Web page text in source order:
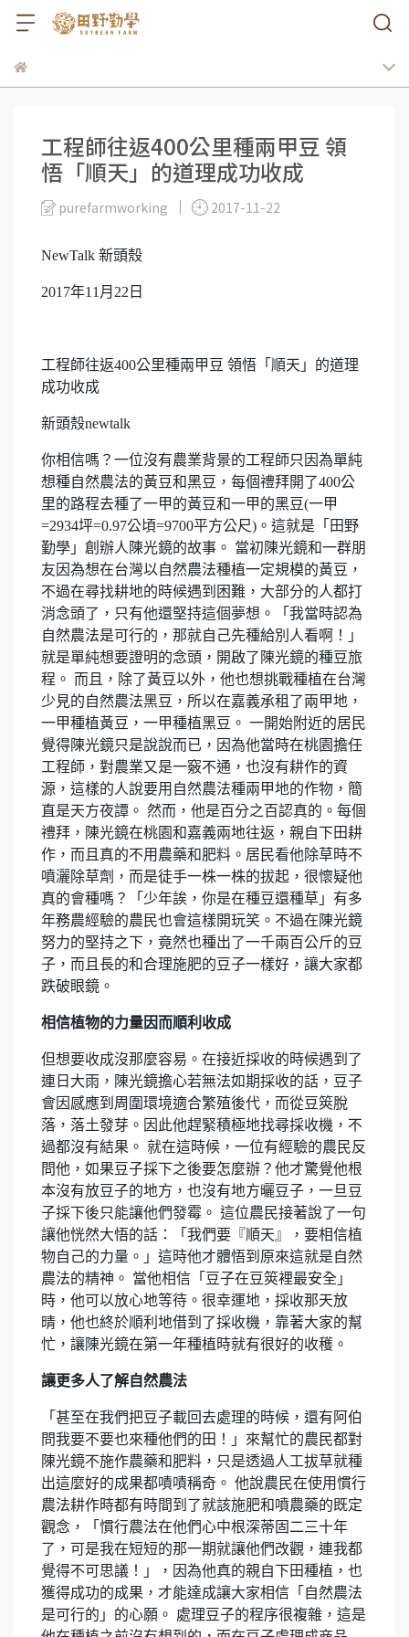
工程師往返400公里種兩甲豆 領
悟「順天」的道理成功收成
purefarmworking 2017-11-22
NewTalk 新頭殼
2017年11月22日
工程師往返400公里種兩甲豆 領悟「順天」的道理
成功收成
新頭殼newtalk
你相信嗎？一位沒有農業背景的工程師只因為單純
想種自然農法的黃豆和黑豆，每個禮拜開了400公
里的路程去種了一甲的黃豆和一甲的黑豆(一甲
=2934坪=0.97公頃=9700平方公尺)。這就是「田野
勤學」創辦人陳光鏡的故事。 當初陳光鏡和一群朋
友因為想在台灣以自然農法種植一定規模的黃豆，
不過在尋找耕地的時候遇到困難，大部分的人都打
消念頭了，只有他還堅持這個夢想。「我當時認為
自然農法是可行的，那就自己先種給別人看啊！」
就是單純想要證明的念頭，開啟了陳光鏡的種豆旅
程。 而且，除了黃豆以外，他也想挑戰種植在台灣
少見的自然農法黑豆，所以在嘉義承租了兩甲地，
一甲種植黃豆，一甲種植黑豆。 一開始附近的居民
覺得陳光鏡只是說說而已，因為他當時在桃園擔任
工程師，對農業又是一竅不通，也沒有耕作的資
源，這樣的人說要用自然農法種兩甲地的作物，簡
直是天方夜譚。 然而，他是百分之百認真的。每個
禮拜，陳光鏡在桃園和嘉義兩地往返，親自下田耕
作，而且真的不用農藥和肥料。居民看他除草時不
噴灑除草劑，而是徒手一株一株的拔起，很懷疑他
真的會種嗎？「少年誒，你是在種豆還種草」有多
年務農經驗的農民也會這樣開玩笑。不過在陳光鏡
努力的堅持之下，竟然也種出了一千兩百公斤的豆
子，而且長的和合理施肥的豆子一樣好，讓大家都
跌破眼鏡。
相信植物的力量因而順利收成
但想要收成沒那麼容易。在接近採收的時候遇到了
連日大雨，陳光鏡擔心若無法如期採收的話，豆子
會因感應到周圍環境適合繁殖後代，而從豆筴脫
落，落土發芽。因此他趕緊積極地找尋採收機，不
過都沒有結果。 就在這時候，一位有經驗的農民反
問他，如果豆子採下之後要怎麼辦？他才驚覺他根
本沒有放豆子的地方，也沒有地方曬豆子，一旦豆
子採下後只能讓他們發霉。 這位農民接著說了一句
讓他恍然大悟的話：「我們要『順天』，要相信植
物自己的力量。」這時他才體悟到原來這就是自然
農法的精神。 當他相信「豆子在豆筴裡最安全」
時，他可以放心地等待。很幸運地，採收那天放
晴，他也終於順利地借到了採收機，靠著大家的幫
忙，讓陳光鏡在第一年種植時就有很好的收穫。
讓更多人了解自然農法
「甚至在我們把豆子載回去處理的時候，還有阿伯
問我要不要也來種他們的田！」來幫忙的農民都對
陳光鏡不施作農藥和肥料，只是透過人工拔草就種
出這麼好的成果都嘖嘖稱奇。 他說農民在使用慣行
農法耕作時都有時間到了就該施肥和噴農藥的既定
觀念，「慣行農法在他們心中根深蒂固二三十年
了，可是我在短短的那一期就讓他們改觀，連我都
覺得不可思議！」，因為他真的親自下田種植，也
獲得成功的成果，才能達成讓大家相信「自然農法
是可行的」的心願。 處理豆子的程序很複雜，這是